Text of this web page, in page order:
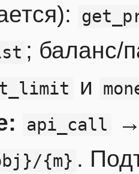
; баланс/
и
api_call
{m} .